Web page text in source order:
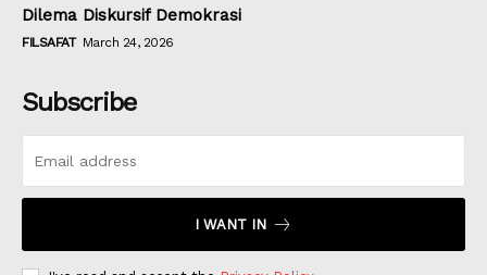
Dilema Diskursif Demokrasi
FILSAFAT March 24, 2026
Subscribe
I WANT IN